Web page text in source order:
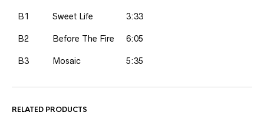
B1 Sweet Life 3:33
B2 Before The Fire 6:05
B3 Mosaic 5:35
RELATED PRODUCTS